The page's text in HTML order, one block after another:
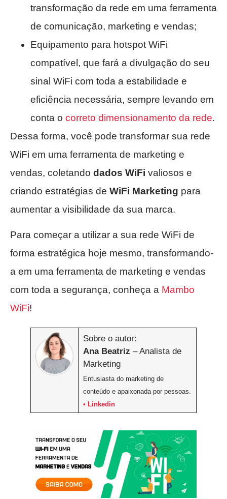
transformação da rede em uma ferramenta
de comunicação, marketing e vendas;
Equipamento para hotspot WiFi
compatível, que fará a divulgação do seu
sinal WiFi com toda a estabilidade e
eficiência necessária, sempre levando em
conta o correto dimensionamento da rede.
Dessa forma, você pode transformar sua rede
WiFi em uma ferramenta de marketing e
vendas, coletando dados WiFi valiosos e
criando estratégias de WiFi Marketing para
aumentar a visibilidade da sua marca.
Para começar a utilizar a sua rede WiFi de
forma estratégica hoje mesmo, transformando-
a em uma ferramenta de marketing e vendas
com toda a segurança, conheça a Mambo
WiFi!
Sobre o autor:
Ana Beatriz – Analista de
Marketing
Entusiasta do marketing de
conteúdo e apaixonada por pessoas.
• Linkedin